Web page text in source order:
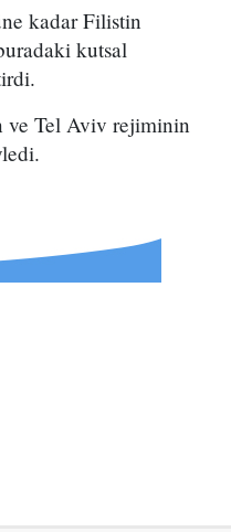
kadar Filistin
kutsal
ve Tel Aviv rejiminin